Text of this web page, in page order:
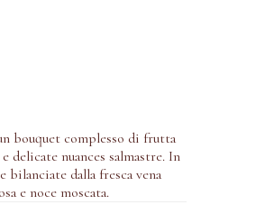
bouquet complesso di frutta
nuances salmastre. In
dalla fresca vena
e noce moscata.